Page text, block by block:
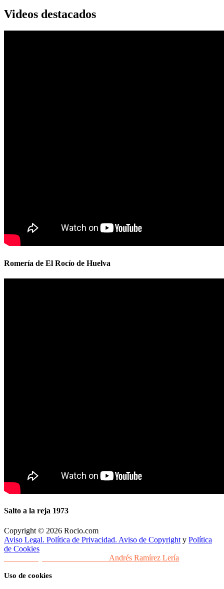
Videos destacados
Romería de El Rocío de Huelva
Salto a la reja 1973
Copyright © 2026 Rocio.com
Aviso Legal. Política de Privacidad. Aviso de Copyright y Política
de Cookies
Andrés Ramírez Lería
Uso de cookies